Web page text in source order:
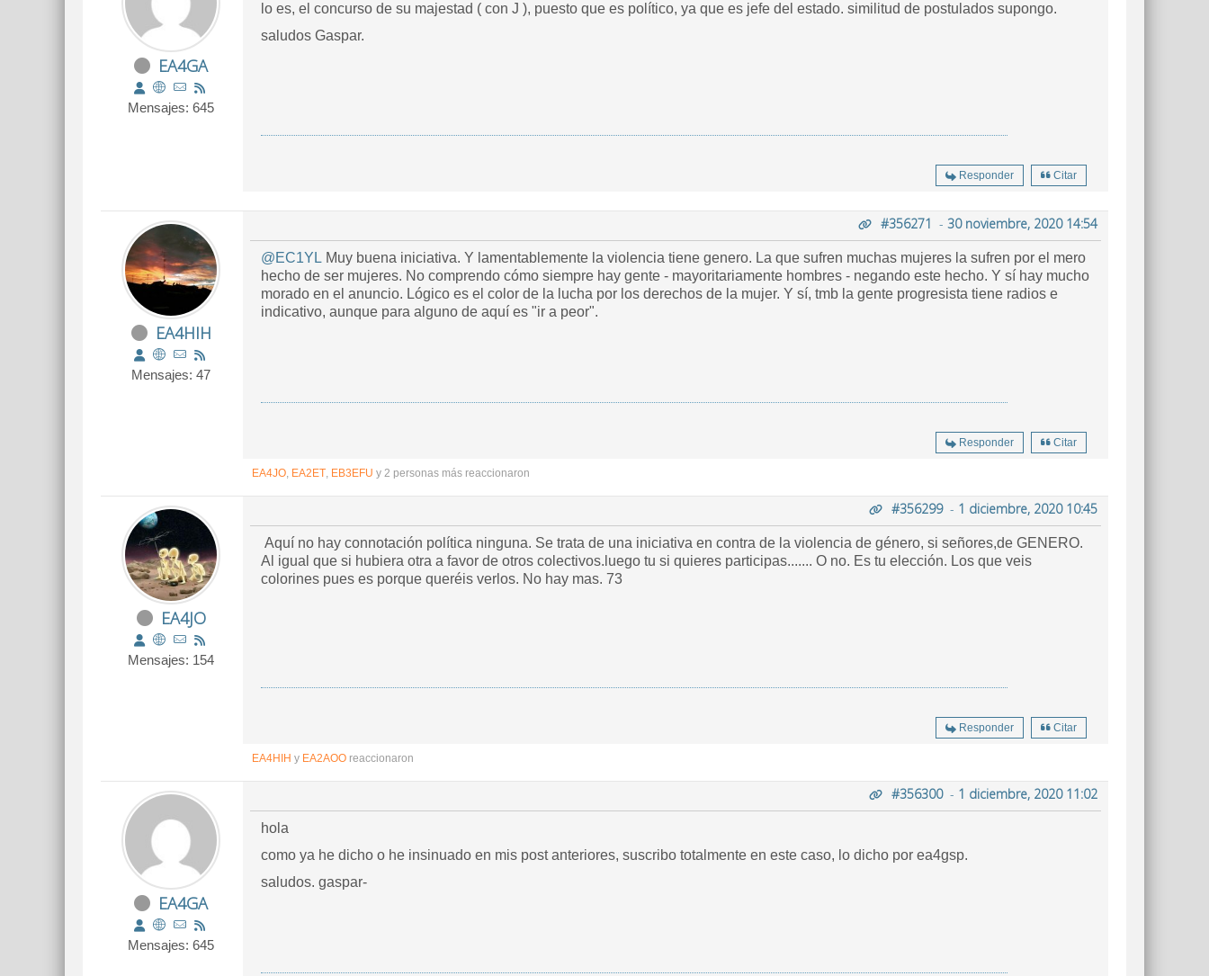
EA4GA
Mensajes: 645
lo es, el concurso de su majestad ( con J ), puesto que es político, ya que es jefe del estado. similitud de postulados supongo.
saludos Gaspar.
Responder Citar
EA4HIH
Mensajes: 47
#356271 - 30 noviembre, 2020 14:54
@EC1YL Muy buena iniciativa. Y lamentablemente la violencia tiene genero. La que sufren muchas mujeres la sufren por el mero
hecho de ser mujeres. No comprendo cómo siempre hay gente - mayoritariamente hombres - negando este hecho. Y sí hay mucho
morado en el anuncio. Lógico es el color de la lucha por los derechos de la mujer. Y sí, tmb la gente progresista tiene radios e
indicativo, aunque para alguno de aquí es "ir a peor".
Responder Citar
EA4JO, EA2ET, EB3EFU y 2 personas más reaccionaron
EA4JO
Mensajes: 154
#356299- 1 diciembre, 2020 10:45
Aquí no hay connotación política ninguna. Se trata de una iniciativa en contra de la violencia de género, si señores,de GENERO.
Al igual que si hubiera otra a favor de otros colectivos.luego tu si quieres participas....... O no. Es tu elección. Los que veis
colorines pues es porque queréis verlos. No hay mas. 73
Responder Citar
EA4HIH y EA2AOO reaccionaron
EA4GA
Mensajes: 645
#356300- 1 diciembre, 2020 11:02
hola
como ya he dicho o he insinuado en mis post anteriores, suscribo totalmente en este caso, lo dicho por ea4gsp.
saludos. gaspar-